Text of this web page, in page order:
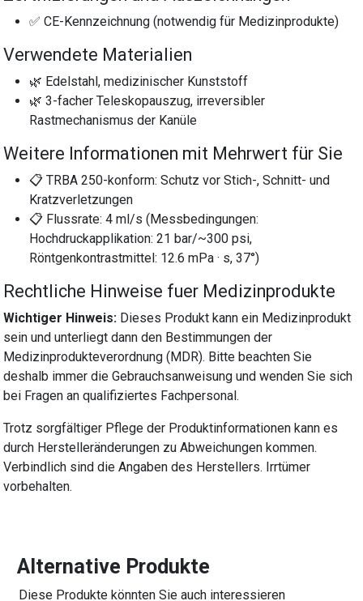
✅ CE-Kennzeichnung (notwendig für Medizinprodukte)
Verwendete Materialien
🌿 Edelstahl, medizinischer Kunststoff
🌿 3-facher Teleskopauszug, irreversibler
Rastmechanismus der Kanüle
Weitere Informationen mit Mehrwert für Sie
📋 TRBA 250-konform: Schutz vor Stich-, Schnitt- und
Kratzverletzungen
📋 Flussrate: 4 ml/s (Messbedingungen:
Hochdruckapplikation: 21 bar/~300 psi,
Röntgenkontrastmittel: 12.6 mPa · s, 37°)
Rechtliche Hinweise fuer Medizinprodukte
Wichtiger Hinweis: Dieses Produkt kann ein Medizinprodukt
sein und unterliegt dann den Bestimmungen der
Medizinprodukteverordnung (MDR). Bitte beachten Sie
deshalb immer die Gebrauchsanweisung und wenden Sie sich
bei Fragen an qualifiziertes Fachpersonal.
Trotz sorgfältiger Pflege der Produktinformationen kann es
durch Herstelleränderungen zu Abweichungen kommen.
Verbindlich sind die Angaben des Herstellers. Irrtümer
vorbehalten.
Alternative Produkte
Diese Produkte könnten Sie auch interessieren